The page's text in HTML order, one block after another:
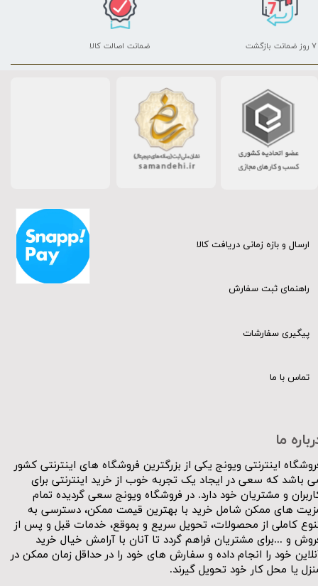
ما
اینترنتی ویونج یکی از بزرگترین فروشگاه های اینترنتی کشور
باشد که سعی در ایجاد یک تجربه خوب از خرید اینترنتی برای
و مشتریان خود دارد. در فروشگاه ویونج سعی گردیده تمام
های ممکن شامل خرید با بهترین قیمت ممکن، دسترسی به
کاملی از محصولات، تحویل سریع و بموقع، خدمات قبل و پس از
و ...برای مشتریان فراهم گردد تا آنان با آرامش خیال خرید
خود را انجام داده و سفارش های خود را در حداقل زمان ممکن در
یا محل کار خود تحویل گیرند.​​​​​​​
ارسال و بازه زمانی دریافت کالا
راهنمای ثبت سفارش
پیگیری سفارشات
تماس با ما
۷ روز ضمانت بازگشت ضمانت اصالت کالا